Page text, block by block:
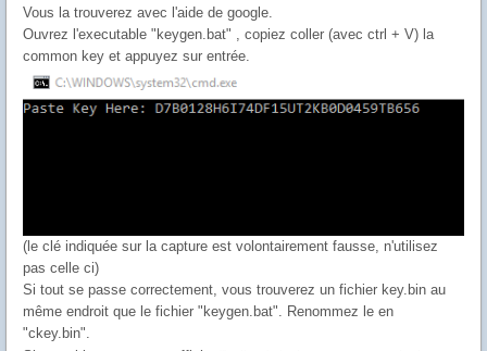
Vous la trouverez avec l'aide de google.
Ouvrez l'executable "keygen.bat" , copiez coller (avec ctrl + V) la
common key et appuyez sur entrée.
(le clé indiquée sur la capture est volontairement fausse, n'utilisez
pas celle ci)
Si tout se passe correctement, vous trouverez un fichier key.bin au
même endroit que le fichier "keygen.bat". Renommez le en
"ckey.bin".